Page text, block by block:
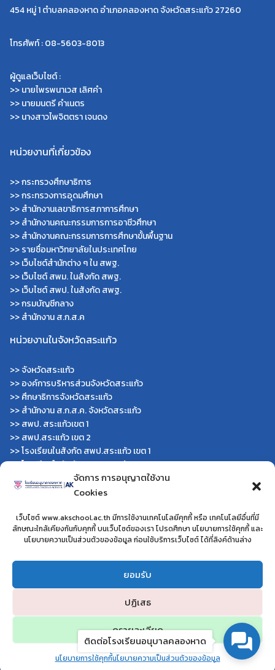
จัดการ การอนุญาตใช้งาน
Cookies
เว็บไซต์ www.akschool.ac.th มีการใช้งานเทคโนโลยีคุกกี้ หรือ เทคโนโลยีอื่นที่มี
ลักษณะใกล้เคียงกันกับคุกกี้ บนเว็บไซต์ของเรา โปรดศึกษา นโยบายการใช้คุกกี้ และ
นโยบายความเป็นส่วนตัวของข้อมูล ก่อนใช้บริการเว็บไซต์ ได้ที่ลิงค์ด้านล่าง
ยอมรับ
ปฏิเสธ
ดูรายละเอียด
นโยบายการใช้คุกกี้นโยบายความเป็นส่วนตัวของข้อมูล
Search
for:
454 หมู่ 1 ตำบลคลองหาด อำเภอคลองหาด จังหวัดสระแก้ว 27260
โทรศัพท์ : 08-5603-8013
ผู้ดูแลเว็บไซต์ :
>> นายไพรพนาเวส เลิศคำ
>> นายมนตรี คำเนตร
>> นางสาวไพจิตตรา เจนดง
หน่วยงานที่เกี่ยวข้อง
>>กระทรวงศึกษาธิการ
>>กระทรวงการอุดมศึกษา
>>สำนักงานเลขาธิการสภาการศึกษา
>>สำนักงานคณะกรรมการการอาชีวศึกษา
>>สำนักงานคณะกรรมการการศึกษาขั้นพื้นฐาน
>>รายชื่อมหาวิทยาลัยในประเทศไทย
>>เว็บไซต์สำนักต่าง ๆ ใน สพฐ.
>>เว็บไซต์ สพม. ในสังกัด สพฐ.
>>เว็บไซต์ สพป. ในสังกัด สพฐ.
>>กรมบัญชีกลาง
>>สำนักงาน ส.ก.ส.ค
หน่วยงานในจังหวัดสระแก้ว
>>จังหวัดสระแก้ว
>>องค์การบริหารส่วนจังหวัดสระแก้ว
>>ศึกษาธิการจังหวัดสระแก้ว
>>สำนักงาน ส.ก.ส.ค. จังหวัดสระแก้ว
>>สพป. สระแก้วเขต 1
>>สพป.สระแก้ว เขต 2
>>โรงเรียนในสังกัด สพป.สระแก้ว เขต 1
>>โรงเรียนในสังกัด สพป.สระแก้ว เขต 2
>>วิทยาลัยเทคนิคสระแก้ว
>> วิทยาลัยเทคนิควังน้ำเย็น
หน่วยงานอื่นๆ
>>โครงการโรงเรียนสุจริต
>>
โรงเรียนอนุบาลคลองหาด อำเภอคลองหาด จังหวัดสระแก้ว
©2024 WWW.AKSCHOOL.AC.TH. ALL RIGHTS RESERVED.
ติดต่อโรงเรียนอนุบาลคลองหาด